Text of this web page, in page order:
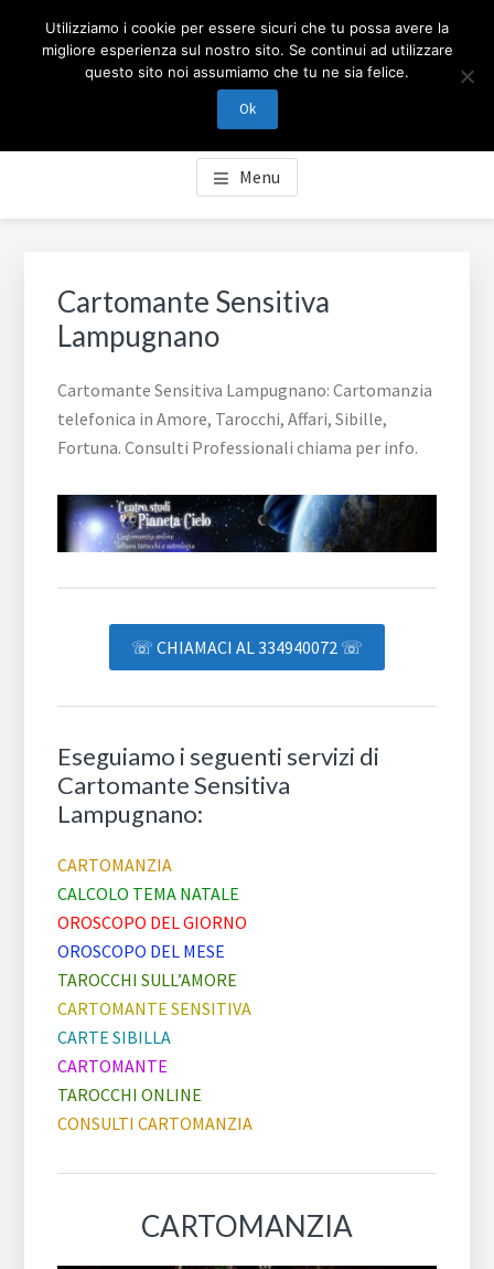
CARTOMANZIA MILANO
Cartomanzia Milano, cartomanzia telefonica in Amore,
Tarocchi, Affari, Sibille, Fortuna. Consulti Professionali
chiama per info.
Menu
Cartomante Sensitiva
Lampugnano
Cartomante Sensitiva Lampugnano: Cartomanzia
telefonica in Amore, Tarocchi, Affari, Sibille,
Fortuna. Consulti Professionali chiama per info.
☏ CHIAMACI AL 334940072 ☏
Eseguiamo i seguenti servizi di
Cartomante Sensitiva
Lampugnano:
CARTOMANZIA
CALCOLO TEMA NATALE
OROSCOPO DEL GIORNO
OROSCOPO DEL MESE
TAROCCHI SULL’AMORE
CARTOMANTE SENSITIVA
CARTE SIBILLA
CARTOMANTE
TAROCCHI ONLINE
CONSULTI CARTOMANZIA
CARTOMANZIA
Utilizziamo i cookie per essere sicuri che tu possa avere la
migliore esperienza sul nostro sito. Se continui ad utilizzare
questo sito noi assumiamo che tu ne sia felice.
Ok